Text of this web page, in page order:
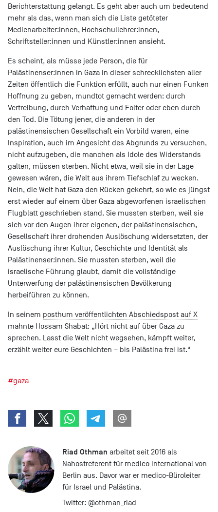
Berichterstattung gelangt. Es geht aber auch um bedeutend
mehr als das, wenn man sich die Liste getöteter
Medienarbeiter:innen, Hochschullehrer:innen,
Schriftsteller:innen und Künstler:innen ansieht.
Es scheint, als müsse jede Person, die für
Palästinenser:innen in Gaza in dieser schrecklichsten aller
Zeiten öffentlich die Funktion erfüllt, auch nur einen Funken
Hoffnung zu geben, mundtot gemacht werden: durch
Vertreibung, durch Verhaftung und Folter oder eben durch
den Tod. Die Tötung jener, die anderen in der
palästinensischen Gesellschaft ein Vorbild waren, eine
Inspiration, auch im Angesicht des Abgrunds zu versuchen,
nicht aufzugeben, die manchen als Idole des Widerstands
galten, müssen sterben. Nicht etwa, weil sie in der Lage
gewesen wären, die Welt aus ihrem Tiefschlaf zu wecken.
Nein, die Welt hat Gaza den Rücken gekehrt, so wie es jüngst
erst wieder auf einem über Gaza abgeworfenen israelischen
Flugblatt geschrieben stand. Sie mussten sterben, weil sie
sich vor den Augen ihrer eigenen, der palästinensischen,
Gesellschaft ihrer drohenden Auslöschung widersetzten, der
Auslöschung ihrer Kultur, Geschichte und Identität als
Palästinenser:innen. Sie mussten sterben, weil die
israelische Führung glaubt, damit die vollständige
Unterwerfung der palästinensischen Bevölkerung
herbeiführen zu können.
In seinem posthum veröffentlichten Abschiedspost auf X
mahnte Hossam Shabat: „Hört nicht auf über Gaza zu
sprechen. Lasst die Welt nicht wegsehen, kämpft weiter,
erzählt weiter eure Geschichten – bis Palästina frei ist.“
#gaza
Riad Othman arbeitet seit 2016 als
Nahostreferent für medico international von
Berlin aus. Davor war er medico-Büroleiter
für Israel und Palästina.
Twitter: @othman_riad